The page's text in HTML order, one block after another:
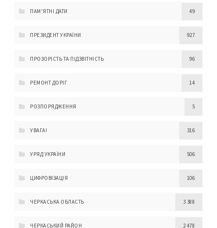
ПАМ'ЯТНІ ДАТИ 49
ПРЕЗИДЕНТ УКРАЇНИ 927
ПРОЗОРІСТЬ ТА ПІДЗВІТНІСТЬ 96
РЕМОНТ ДОРІГ 14
РОЗПОРЯДЖЕННЯ 5
УВАГА! 316
УРЯД УКРАЇНИ 506
ЦИФРОВІЗАЦІЯ 106
ЧЕРКАСЬКА ОБЛАСТЬ 3 388
ЧЕРКАСЬКИЙ РАЙОН 2 478